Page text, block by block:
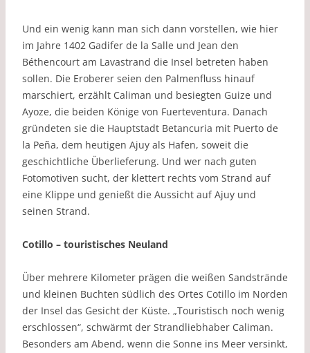
Und ein wenig kann man sich dann vorstellen, wie hier
im Jahre 1402 Gadifer de la Salle und Jean den
Béthencourt am Lavastrand die Insel betreten haben
sollen. Die Eroberer seien den Palmenfluss hinauf
marschiert, erzählt Caliman und besiegten Guize und
Ayoze, die beiden Könige von Fuerteventura. Danach
gründeten sie die Hauptstadt Betancuria mit Puerto de
la Peña, dem heutigen Ajuy als Hafen, soweit die
geschichtliche Überlieferung. Und wer nach guten
Fotomotiven sucht, der klettert rechts vom Strand auf
eine Klippe und genießt die Aussicht auf Ajuy und
seinen Strand.
Cotillo – touristisches Neuland
Über mehrere Kilometer prägen die weißen Sandstrände
und kleinen Buchten südlich des Ortes Cotillo im Norden
der Insel das Gesicht der Küste. „Touristisch noch wenig
erschlossen“, schwärmt der Strandliebhaber Caliman.
Besonders am Abend, wenn die Sonne ins Meer versinkt,